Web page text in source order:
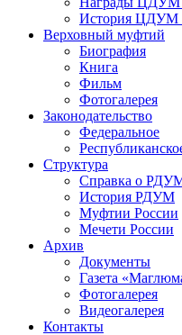
История ЦДУМ
Верховный муфтий
Биография
Книга
Фильм
Фотогалерея
Законодательство
Федеральное
Структура
Справка о
История РДУМ
Муфтии России
Мечети России
Архив
Документы
Газета
Фотогалерея
Видеогалерея
Контакты